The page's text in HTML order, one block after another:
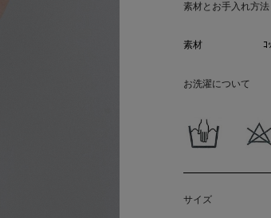
素材とお手入れ方法
素材 ｺ
お洗濯について
サイズ